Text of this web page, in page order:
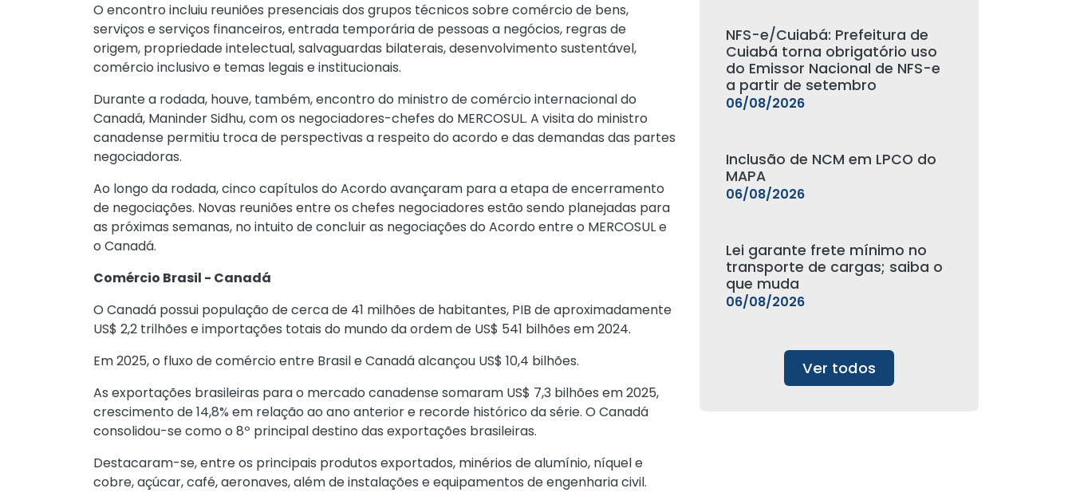
O encontro incluiu reuniões presenciais dos grupos técnicos sobre comércio de bens,
serviços e serviços financeiros, entrada temporária de pessoas a negócios, regras de
origem, propriedade intelectual, salvaguardas bilaterais, desenvolvimento sustentável,
comércio inclusivo e temas legais e institucionais.
Durante a rodada, houve, também, encontro do ministro de comércio internacional do
Canadá, Maninder Sidhu, com os negociadores-chefes do MERCOSUL. A visita do ministro
canadense permitiu troca de perspectivas a respeito do acordo e das demandas das partes
negociadoras.
Ao longo da rodada, cinco capítulos do Acordo avançaram para a etapa de encerramento
de negociações. Novas reuniões entre os chefes negociadores estão sendo planejadas para
as próximas semanas, no intuito de concluir as negociações do Acordo entre o MERCOSUL e
o Canadá.
Comércio Brasil - Canadá
O Canadá possui população de cerca de 41 milhões de habitantes, PIB de aproximadamente
US$ 2,2 trilhões e importações totais do mundo da ordem de US$ 541 bilhões em 2024.
Em 2025, o fluxo de comércio entre Brasil e Canadá alcançou US$ 10,4 bilhões.
As exportações brasileiras para o mercado canadense somaram US$ 7,3 bilhões em 2025,
crescimento de 14,8% em relação ao ano anterior e recorde histórico da série. O Canadá
consolidou-se como o 8º principal destino das exportações brasileiras.
Destacaram-se, entre os principais produtos exportados, minérios de alumínio, níquel e
cobre, açúcar, café, aeronaves, além de instalações e equipamentos de engenharia civil.
NFS-e/Cuiabá: Prefeitura de
Cuiabá torna obrigatório uso
do Emissor Nacional de NFS-e
a partir de setembro
06/08/2026
Inclusão de NCM em LPCO do
MAPA
06/08/2026
Lei garante frete mínimo no
transporte de cargas; saiba o
que muda
06/08/2026
Ver todos